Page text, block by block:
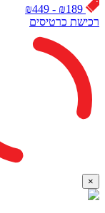
₪189 - ₪449
כרטיסים